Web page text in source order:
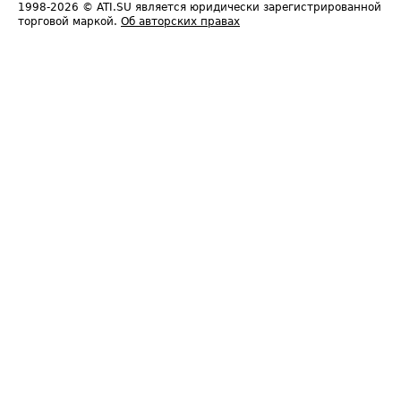
1998-2026 © ATI.SU является юридически зарегистрированной
торговой маркой. Об авторских правах